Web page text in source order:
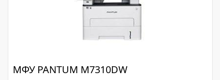
МФУ PANTUM M7310DW